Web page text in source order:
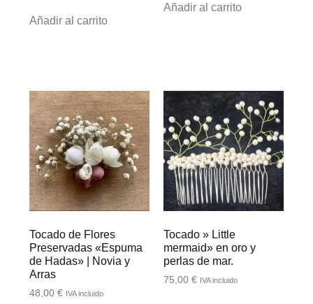
Añadir al carrito
Añadir al carrito
Tocado de Flores
Preservadas «Espuma
de Hadas» | Novia y
Arras
48,00 € IVA incluido
Tocado » Little
mermaid» en oro y
perlas de mar.
75,00 € IVA incluido